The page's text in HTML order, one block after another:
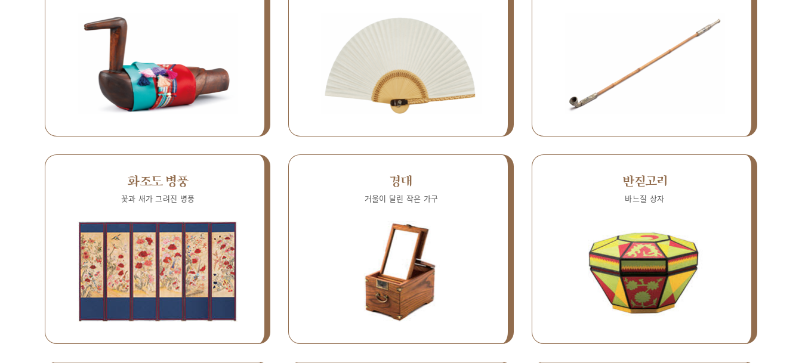
화조도 병풍
꽃과 새가 그려진 병풍
경대
거울이 달린 작은 가구
반짇고리
바느질 상자